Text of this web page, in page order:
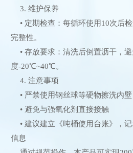
3. 维护保养
• 定期检查：每循环使用10次后
完整性。
• 存放要求：清洗后倒置沥干，
度-20℃~40℃。
4. 注意事项
• 严禁使用钢丝球等硬物擦洗内壁
• 避免与强氧化剂直接接触
• 建议建立《吨桶使用台账》，
信息